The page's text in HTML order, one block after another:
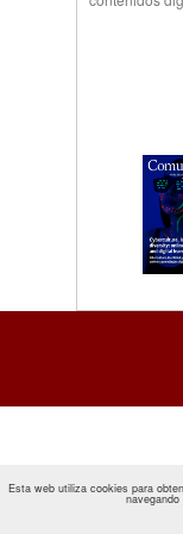
Esta web utiliza cookies para